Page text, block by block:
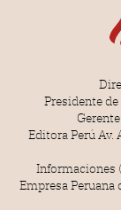
Presidente
Editora Perú Av.
Informaciones
Empresa Peruana